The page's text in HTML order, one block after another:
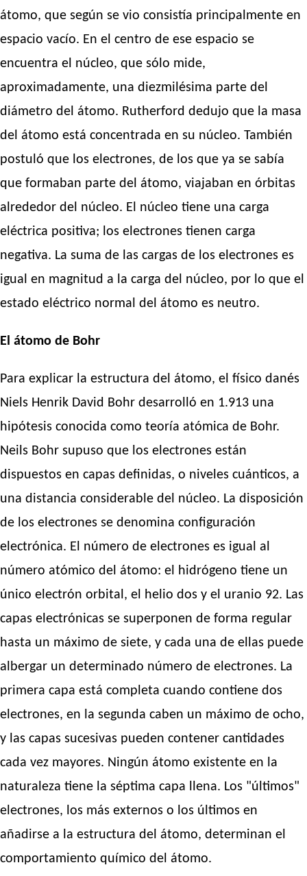
átomo, que según se vio consistía principalmente en
espacio vacío. En el centro de ese espacio se
encuentra el núcleo, que sólo mide,
aproximadamente, una diezmilésima parte del
diámetro del átomo. Rutherford dedujo que la masa
del átomo está concentrada en su núcleo. También
postuló que los electrones, de los que ya se sabía
que formaban parte del átomo, viajaban en órbitas
alrededor del núcleo. El núcleo tiene una carga
eléctrica positiva; los electrones tienen carga
negativa. La suma de las cargas de los electrones es
igual en magnitud a la carga del núcleo, por lo que el
estado eléctrico normal del átomo es neutro.
El átomo de Bohr
Para explicar la estructura del átomo, el físico danés
Niels Henrik David Bohr desarrolló en 1.913 una
hipótesis conocida como teoría atómica de Bohr.
Neils Bohr supuso que los electrones están
dispuestos en capas definidas, o niveles cuánticos, a
una distancia considerable del núcleo. La disposición
de los electrones se denomina configuración
electrónica. El número de electrones es igual al
número atómico del átomo: el hidrógeno tiene un
único electrón orbital, el helio dos y el uranio 92. Las
capas electrónicas se superponen de forma regular
hasta un máximo de siete, y cada una de ellas puede
albergar un determinado número de electrones. La
primera capa está completa cuando contiene dos
electrones, en la segunda caben un máximo de ocho,
y las capas sucesivas pueden contener cantidades
cada vez mayores. Ningún átomo existente en la
naturaleza tiene la séptima capa llena. Los "últimos"
electrones, los más externos o los últimos en
añadirse a la estructura del átomo, determinan el
comportamiento químico del átomo.